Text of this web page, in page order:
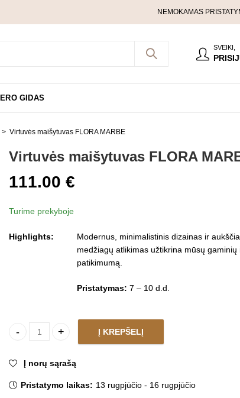
NEMOKAMAS
SVEIKI,
GIDAS
Virtuvės maišytuvas FLORA MARBE
Virtuvės maišytuvas FLORA
111.00 €
Turime prekyboje
Highlights:
Modernus, minimalistinis dizainas ir
medžiagų atlikimas užtikrina mūsų
patikimumą.
Pristatymas: 7 – 10 d.d.
Virtuvės maišytuvas FLORA MARBE quantity
Į KREPŠELĮ
Į norų sąrašą
Pristatymo laikas: 13 rugpjūčio - 16 rugpjūčio